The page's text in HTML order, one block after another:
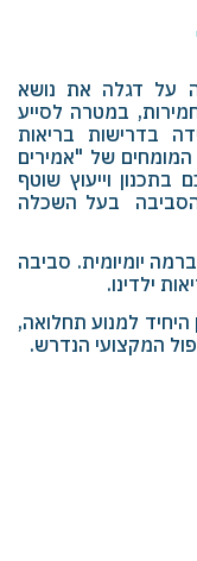
על דגלה את נושא
במטרה לסייע
בדרישות בריאות
המומחים של "אמירים
וייעוץ שוטף
הסביבה בעל השכלה
יומיומית. סביבה
ילדינו.
היחיד למנוע תחלואה,
המקצועי הנדרש.